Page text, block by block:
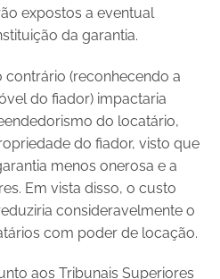
expostos a eventual
da garantia.
contrário (reconhecendo a
do fiador) impactaria
do locatário,
do fiador, visto que
menos onerosa e a
Em vista disso, o custo
consideravelmente o
com poder de locação.
aos Tribunais Superiores